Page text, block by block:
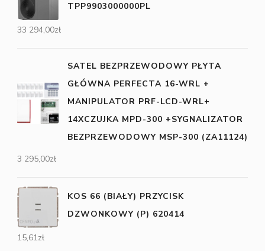
TPP9903000000PL
33 294,00zł
SATEL BEZPRZEWODOWY PŁYTA
GŁÓWNA PERFECTA 16-WRL +
MANIPULATOR PRF-LCD-WRL+
14XCZUJKA MPD-300 +SYGNALIZATOR
BEZPRZEWODOWY MSP-300 (ZA11124)
3 295,00zł
KOS 66 (BIAŁY) PRZYCISK
DZWONKOWY (P) 620414
15,61zł